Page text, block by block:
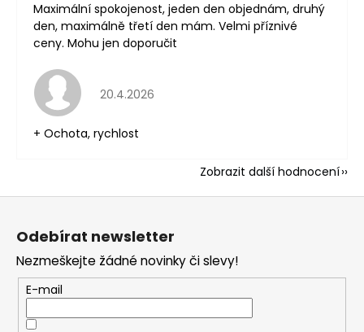
Maximální spokojenost, jeden den objednám, druhý
den, maximálně třetí den mám. Velmi příznivé
ceny. Mohu jen doporučit
Hodnocení obchodu je 5 z 5 hvězdiček.
20.4.2026
+ Ochota, rychlost
Zobrazit další hodnocení
Z
Odebírat newsletter
Nezmeškejte žádné novinky či slevy!
E-mail